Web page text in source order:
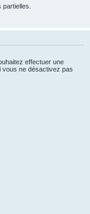
effectuer une
vous ne désactivez pas